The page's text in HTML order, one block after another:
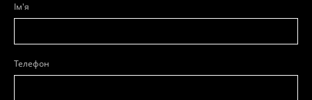
Ім'я
Телефон